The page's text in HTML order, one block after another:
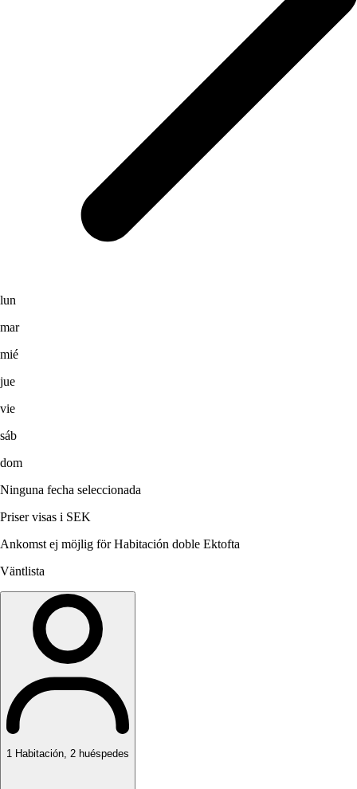
lun
mar
mié
jue
vie
sáb
dom
Ninguna fecha seleccionada
Priser visas i SEK
Ankomst ej möjlig för Habitación doble Ektofta
Väntlista
1 Habitación 2 huéspedes